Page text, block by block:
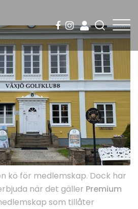
kö för medlemskap. Dock har
när det gäller Premium
som tillåter